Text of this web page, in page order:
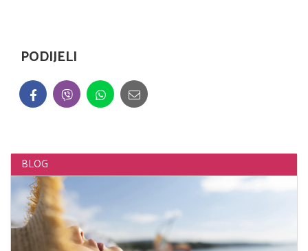
PODIJELI
BLOG